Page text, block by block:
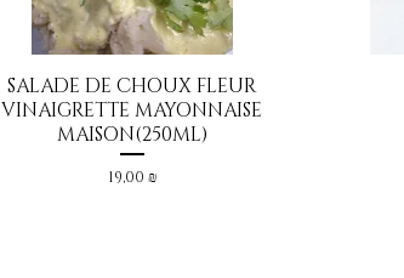
Aperçu rapide
SALADE DE CHOUX FLEUR
VINAIGRETTE MAYONNAISE
MAISON(250ML)
Prix
19,00 ₪